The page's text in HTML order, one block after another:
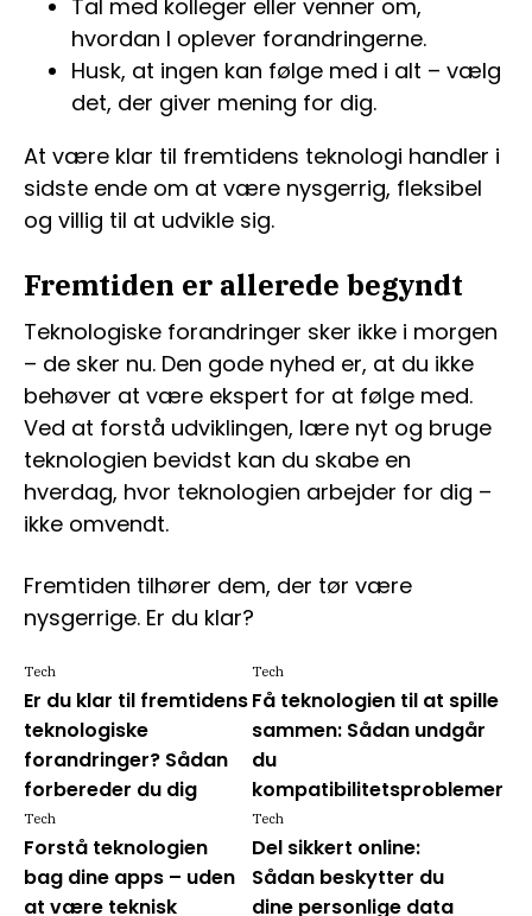
Tal med kolleger eller venner om,
hvordan I oplever forandringerne.
Husk, at ingen kan følge med i alt – vælg
det, der giver mening for dig.
At være klar til fremtidens teknologi handler i
sidste ende om at være nysgerrig, fleksibel
og villig til at udvikle sig.
Fremtiden er allerede begyndt
Teknologiske forandringer sker ikke i morgen
– de sker nu. Den gode nyhed er, at du ikke
behøver at være ekspert for at følge med.
Ved at forstå udviklingen, lære nyt og bruge
teknologien bevidst kan du skabe en
hverdag, hvor teknologien arbejder for dig –
ikke omvendt.
Fremtiden tilhører dem, der tør være
nysgerrige. Er du klar?
Er du klar til fremtidens
teknologiske
forandringer? Sådan
forbereder du dig
Tech
Få teknologien til at spille
sammen: Sådan undgår
du
kompatibilitetsproblemer
Tech
Forstå teknologien
bag dine apps – uden
at være teknisk
Tech
Del sikkert online:
Sådan beskytter du
dine personlige data
Tech